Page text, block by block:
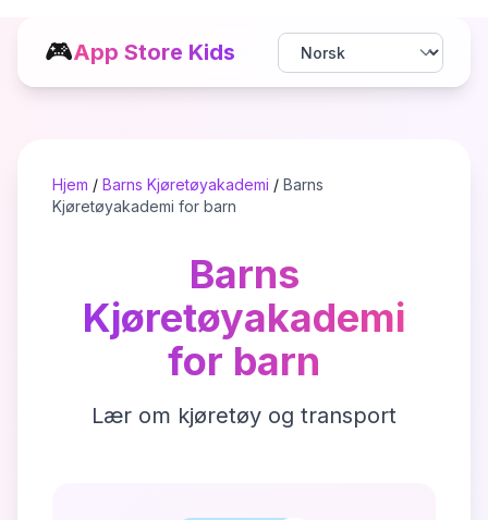
🎮App Store Kids
Hjem / Barns Kjøretøyakademi / Barns
Kjøretøyakademi for barn
Barns
Kjøretøyakademi
for barn
Lær om kjøretøy og transport